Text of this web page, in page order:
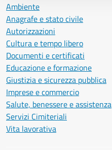
Ambiente
Anagrafe e stato civile
Autorizzazioni
Cultura e tempo libero
Documenti e certificati
Educazione e formazione
Giustizia e sicurezza pubblica
Imprese e commercio
Salute, benessere e assistenza
Servizi Cimiteriali
Vita lavorativa